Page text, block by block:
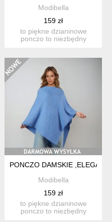
Modibella
159 zł
to piękne dzianinowe
ponczo to niezbędny
OTULACZ, KLASYCZNE
PONCZO DAMSKIE
Modibella
159 zł
to piękne dzianinowe
ponczo to niezbędny